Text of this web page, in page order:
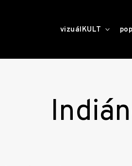
vizuálKULT toggle
child